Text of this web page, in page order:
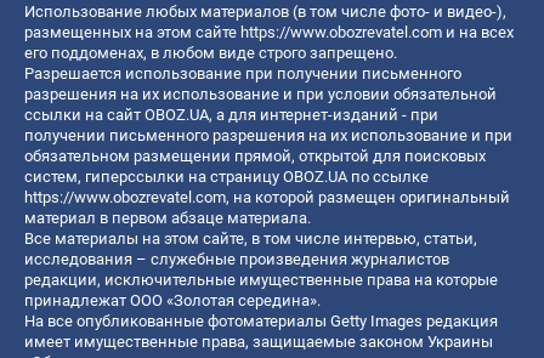
Использование любых материалов (в том числе фото- и видео-),
размещенных на этом сайте https://www.obozrevatel.com и на всех
его поддоменах, в любом виде строго запрещено.
Разрешается использование при получении письменного
разрешения на их использование и при условии обязательной
ссылки на сайт OBOZ.UA, а для интернет-изданий - при
получении письменного разрешения на их использование и при
обязательном размещении прямой, открытой для поисковых
систем, гиперссылки на страницу OBOZ.UA по ссылке
https://www.obozrevatel.com, на которой размещен оригинальный
материал в первом абзаце материала.
Все материалы на этом сайте, в том числе интервью, статьи,
исследования – служебные произведения журналистов
редакции, исключительные имущественные права на которые
принадлежат ООО «Золотая середина».
На все опубликованные фотоматериалы Getty Images редакция
имеет имущественные права, защищаемые законом Украины